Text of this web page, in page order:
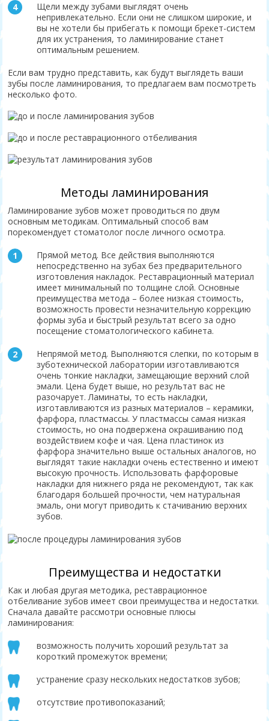
Щели между зубами выглядят очень
непривлекательно. Если они не слишком широкие, и
вы не хотели бы прибегать к помощи брекет-систем
для их устранения, то ламинирование станет
оптимальным решением.
Если вам трудно представить, как будут выглядеть ваши
зубы после ламинирования, то предлагаем вам посмотреть
несколько фото.
Методы ламинирования
Ламинирование зубов может проводиться по двум
основным методикам. Оптимальный способ вам
порекомендует стоматолог после личного осмотра.
Прямой метод. Все действия выполняются
непосредственно на зубах без предварительного
изготовления накладок. Реставрационный материал
имеет минимальный по толщине слой. Основные
преимущества метода – более низкая стоимость,
возможность провести незначительную коррекцию
формы зуба и быстрый результат всего за одно
посещение стоматологического кабинета.
Непрямой метод. Выполняются слепки, по которым в
зуботехнической лаборатории изготавливаются
очень тонкие накладки, замещающие верхний слой
эмали. Цена будет выше, но результат вас не
разочарует. Ламинаты, то есть накладки,
изготавливаются из разных материалов – керамики,
фарфора, пластмассы. У пластмассы самая низкая
стоимость, но она подвержена окрашиванию под
воздействием кофе и чая. Цена пластинок из
фарфора значительно выше остальных аналогов, но
выглядят такие накладки очень естественно и имеют
высокую прочность. Использовать фарфоровые
накладки для нижнего ряда не рекомендуют, так как
благодаря большей прочности, чем натуральная
эмаль, они могут приводить к стачиванию верхних
зубов.
Преимущества и недостатки
Как и любая другая методика, реставрационное
отбеливание зубов имеет свои преимущества и недостатки.
Сначала давайте рассмотри основные плюсы
ламинирования:
возможность получить хороший результат за
короткий промежуток времени;
устранение сразу нескольких недостатков зубов;
отсутствие противопоказаний;